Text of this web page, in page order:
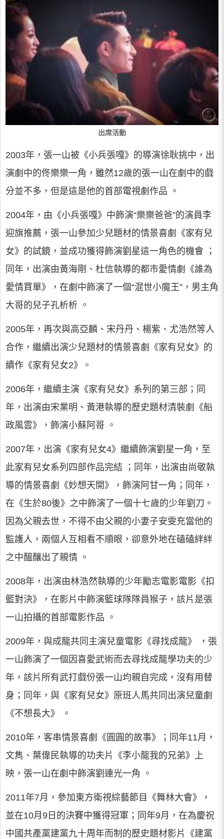
出席活動
2003年，張一山被《小兵張嘎》的導演徐耿挑中，出
演劇中的佟樂樂一角，雖然12歲的張一山在劇中的戲
分並不多，但是這是他的首部電視劇作品 。
2004年，由《小兵張嘎》中飾演“樂樂爸爸”的演員李
迎旗推薦，張一山參加少兒題材的情景喜劇《家有兒
女》的試鏡，並成功獲得飾演劉星這一角色的機會 ；
同年，出演由黃海剛、杜信執導的都市愛情劇《誰為
愛情買單》，在劇中飾演了一個“混世小魔王”，男主角
大哥的兒子孔析析 。
2005年，再次與高亞麟、宋丹丹、楊紫、尤浩然等人
合作，繼續出演少兒題材的情景喜劇《家有兒女》的
續作《家有兒女2》。
2006年，繼續主演《家有兒女》系列的第三部；同
年，出演由宋業明、黃港執導的歷史題材清裝劇《船
政風雲》，飾演小蘇阿哥 。
2007年，出演《家有兒女4》繼續飾演劉星一角，至
此家有兒女系列四部作品完結 ；同年，出演由尚敬執
導的情景喜劇《妙想天開》，飾演阿甘一角；同年，
在《生於80後》之中飾演了一個十七歲的少年劉刀。
因為父親去世，不得不由父親的小妻子安雯充當他的
監護人，兩個人互相看不順眼，卻意外地在磕磕絆絆
之中醞釀出了親情 。
2008年，出演由林浩然執導的少年勵志電影電影《扣
籃對決》，在影片中飾演籃球隊隊員猴子，該片是張
一山拍攝的首部電影作品 。
2009年，與成龍共同主演兒童電影《尋找成龍》 ，張
一山飾演了一個因喜愛武術而去尋找成龍學功夫的少
年，該片所有武打戲份張一山均親自完成，沒有用替
身；同年，與《家有兒女》原班人馬共同出演兒童劇
《不想長大》 。
2010年，客串情景喜劇《圓圓的故事》；同年11月，
文雋、葉偉民執導的功夫片《李小龍我的兄弟》上
映，張一山在劇中飾演劉連光一角 。
2011年7月，參加東方衛視綜藝節目《舞林大會》，
並在10月9日的決賽中獲得冠軍；同年9月，在為慶祝
中國共產黨建黨九十周年而制的歷史題材影片《建黨